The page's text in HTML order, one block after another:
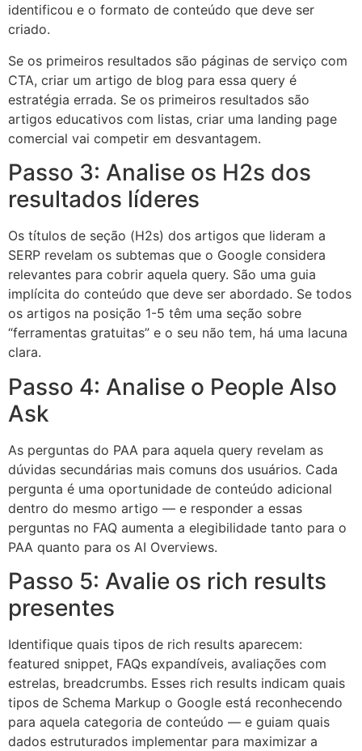
identificou e o formato de conteúdo que deve ser
criado.
Se os primeiros resultados são páginas de serviço com
CTA, criar um artigo de blog para essa query é
estratégia errada. Se os primeiros resultados são
artigos educativos com listas, criar uma landing page
comercial vai competir em desvantagem.
Passo 3: Analise os H2s dos
resultados líderes
Os títulos de seção (H2s) dos artigos que lideram a
SERP revelam os subtemas que o Google considera
relevantes para cobrir aquela query. São uma guia
implícita do conteúdo que deve ser abordado. Se todos
os artigos na posição 1-5 têm uma seção sobre
“ferramentas gratuitas” e o seu não tem, há uma lacuna
clara.
Passo 4: Analise o People Also
Ask
As perguntas do PAA para aquela query revelam as
dúvidas secundárias mais comuns dos usuários. Cada
pergunta é uma oportunidade de conteúdo adicional
dentro do mesmo artigo — e responder a essas
perguntas no FAQ aumenta a elegibilidade tanto para o
PAA quanto para os AI Overviews.
Passo 5: Avalie os rich results
presentes
Identifique quais tipos de rich results aparecem:
featured snippet, FAQs expandíveis, avaliações com
estrelas, breadcrumbs. Esses rich results indicam quais
tipos de Schema Markup o Google está reconhecendo
para aquela categoria de conteúdo — e guiam quais
dados estruturados implementar para maximizar a